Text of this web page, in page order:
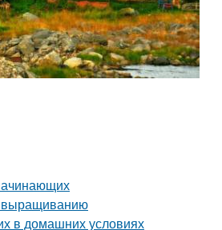
выращиванию
в домашних условиях